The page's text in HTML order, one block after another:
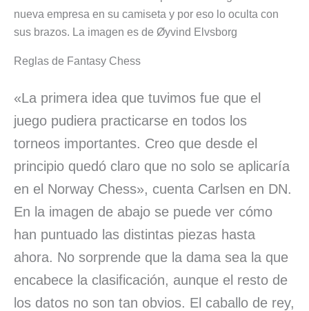
nueva empresa en su camiseta y por eso lo oculta con
sus brazos. La imagen es de Øyvind Elvsborg
Reglas de Fantasy Chess
«La primera idea que tuvimos fue que el
juego pudiera practicarse en todos los
torneos importantes. Creo que desde el
principio quedó claro que no solo se aplicaría
en el Norway Chess», cuenta Carlsen en DN.
En la imagen de abajo se puede ver cómo
han puntuado las distintas piezas hasta
ahora. No sorprende que la dama sea la que
encabece la clasificación, aunque el resto de
los datos no son tan obvios. El caballo de rey,